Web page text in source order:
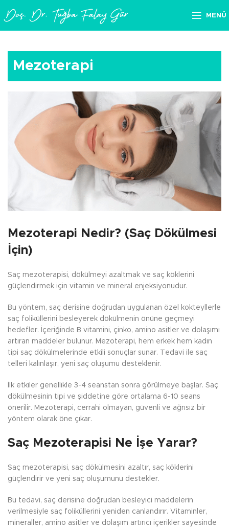
MENÜ
Mezoterapi
Mezoterapi Nedir? (Saç Dökülmesi
İçin)
Saç mezoterapisi, dökülmeyi azaltmak ve saç köklerini
güçlendirmek için vitamin ve mineral enjeksiyonudur.
Bu yöntem, saç derisine doğrudan uygulanan özel kokteyllerle
saç foliküllerini besleyerek dökülmenin önüne geçmeyi
hedefler. İçeriğinde B vitamini, çinko, amino asitler ve dolaşımı
artıran maddeler bulunur. Mezoterapi, hem erkek hem kadın
tipi saç dökülmelerinde etkili sonuçlar sunar. Tedavi ile saç
telleri kalınlaşır, yeni saç oluşumu desteklenir.
İlk etkiler genellikle 3-4 seanstan sonra görülmeye başlar. Saç
dökülmesinin tipi ve şiddetine göre ortalama 6-10 seans
önerilir. Mezoterapi, cerrahi olmayan, güvenli ve ağrısız bir
yöntem olarak öne çıkar.
Saç Mezoterapisi Ne İşe Yarar?
Saç mezoterapisi, saç dökülmesini azaltır, saç köklerini
güçlendirir ve yeni saç oluşumunu destekler.
Bu tedavi, saç derisine doğrudan besleyici maddelerin
verilmesiyle saç foliküllerini yeniden canlandırır. Vitaminler,
mineraller, amino asitler ve dolaşım artırıcı içerikler sayesinde